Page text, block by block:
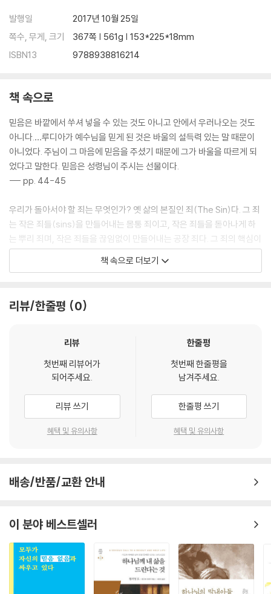
발행일
2017년 10월 25일
쪽수, 무게, 크기
367쪽 | 561g | 153*225*18mm
ISBN13
9788938816214
책 속으로
믿음은 바깥에서 쑤셔 넣을 수 있는 것도 아니고 안에서 우러나오는 것도
아니다.…루디아가 예수님을 믿게 된 것은 바울의 설득력 있는 말 때문이
아니었다. 주님이 그 마음에 믿음을 주셨기 때문에 그가 바울을 따르게 되
었다고 말한다. 믿음은 성령님이 주시는 선물이다.
--- pp. 44-45
우리가 돌아서야 할 죄는 무엇인가? 옛 삶의 본질인 죄(The Sin)다. 그 죄
는 작은 죄들(sins)을 만들어내는 몸통 죄이고, 작은 죄들을 돋아나게 하
는 뿌리 죄며, 작은 죄들을 끊임없이 만들어내는 공장 죄다. 그 죄의 핵심이
무엇인가? ‘나’다. 그 ‘나’는 언제나 하나님 대신 내가 하나님이 되고 싶어
혹시 십계명을 다 지켜 살다가는 자유가 박탈된 숨 막히는 삶을 살게 되지
방식의 차이를 설명하면서 그 염려를 씻어주겠다. 한국에서는 유턴하라고
안 된다. 그래서 우리는 유턴 표시가 있는 곳까지 가기 위해 때로는 1킬로
미터도 더 가야 한다. 미국은 반대다. 유턴하지 말라는 표시가 없는 한 아무
데서나 유턴을 해도 된다. 좌회전을 하지 말라는 표시가 없는 한 어디서나
좌회전을 해도 되고 유턴해도 된다. 계명은 후자의 방식으로 우리 삶을 자
소득은 무엇인가? 그를 심판하신 하나님을 욕되게 하는 것이다. 하나님께
다. 마귀는 언제나 하나님과 우리를 갈라놓음으로써 그 목표를 이루려 한
다.
--- p. 345
이것을 우리가 잘 아는 말로 바꾸면, “나라와 권세와 영광이 아버지께 영원
책 속으로 더보기
리뷰/한줄평 0
리뷰
첫번째 리뷰어가
되어주세요.
리뷰 쓰기
혜택 및 유의사항
한줄평
첫번째 한줄평을
남겨주세요.
한줄평 쓰기
혜택 및 유의사항
배송/반품/교환 안내
이 분야 베스트셀러